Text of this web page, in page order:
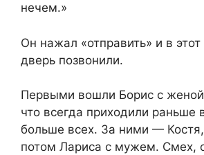
нечем.»
Он нажал «отправить» и в
дверь позвонили.
Первыми вошли Борис с
что всегда приходили раньше
больше всех. За ними — Костя,
потом Лариса с мужем. Смех,